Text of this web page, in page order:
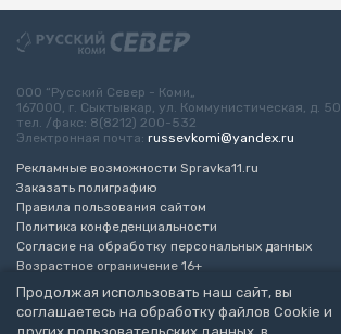
Продолжая использовать наш сайт, вы
соглашаетесь на обработку файлов Cookie и
ООО “Русский Север - Коми„
167000, г. Сыктывкар, ул. Коммунистическая, д. 50
тел. /факс: 8(8212) 200-532
Электронная почта: russevkomi@yandex.ru
Рекламные возможности Spravka11.ru
Заказать полиграфию
Правила пользования сайтом
Политика конфеденциальности
Согласие на обработку персональных данных
Возрастное ограничение 16+
Разработка сайта“ЭкспертБизнесГрупп”
© 2010-2026 Русский Север - Коми